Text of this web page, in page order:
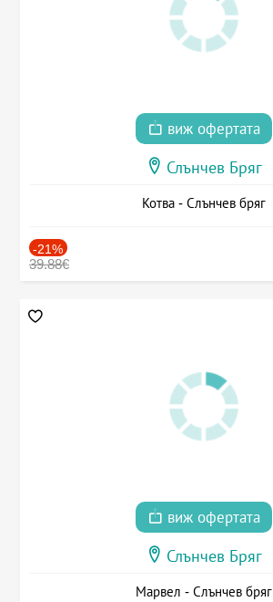
виж офертата
Слънчев Бряг
Котва - Слънчев бряг
-21%
39.88€
виж офертата
Слънчев Бряг
Марвел - Слънчев бряг